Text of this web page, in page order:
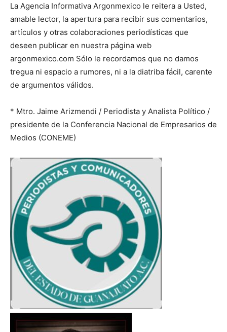
La Agencia Informativa Argonmexico le reitera a Usted,
amable lector, la apertura para recibir sus comentarios,
artículos y otras colaboraciones periodísticas que
deseen publicar en nuestra página web
argonmexico.com Sólo le recordamos que no damos
tregua ni espacio a rumores, ni a la diatriba fácil, carente
de argumentos válidos.
* Mtro. Jaime Arizmendi / Periodista y Analista Político /
presidente de la Conferencia Nacional de Empresarios de
Medios (CONEME)